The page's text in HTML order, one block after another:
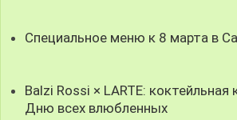
Специальное меню к 8 марта в
Balzi Rossi × LARTE: коктейльная
Дню всех влюбленных